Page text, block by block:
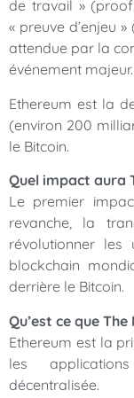
de travail »
« preuve d’enjeu
attendue par la
événement majeur.
Ethereum est la
(environ 200
le Bitcoin.
Quel impact aura
Le premier
revanche, la
révolutionner
blockchain
derrière le Bitcoin.
Qu’est ce que The
Ethereum est la
les
décentralisée.